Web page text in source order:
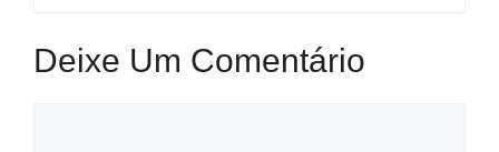
Deixe Um Comentário